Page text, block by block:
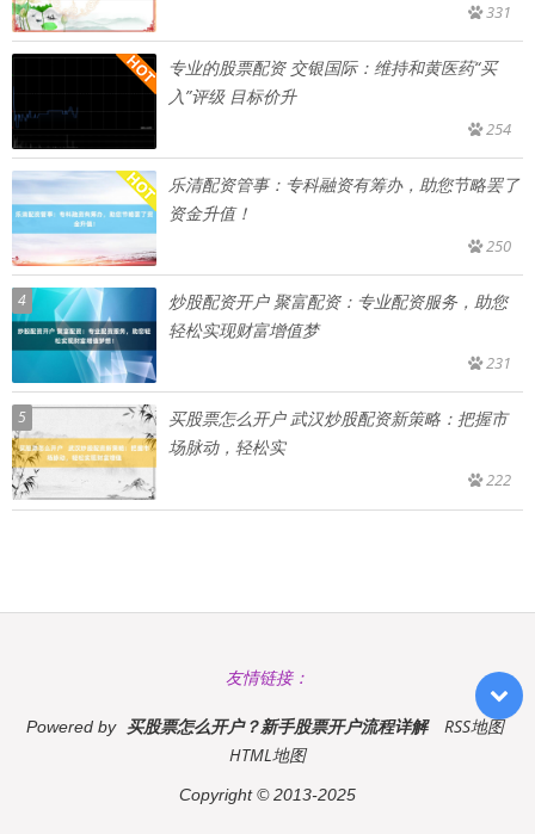
331
专业的股票配资 交银国际：维持和黄医药“买
入”评级 目标价升
254
乐清配资管事：专科融资有筹办，助您节略罢了
资金升值！
250
4
炒股配资开户 聚富配资：专业配资服务，助您
轻松实现财富增值梦
231
5
买股票怎么开户 武汉炒股配资新策略：把握市
场脉动，轻松实
222
友情链接：
Powered by 买股票怎么开户？新手股票开户流程详解
RSS地图
HTML地图
Copyright© 2013-2025